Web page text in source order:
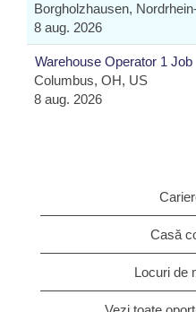
Borgholzhausen,
8 aug. 2026
Warehouse Operator 1 Job
Columbus, OH, US
8 aug. 2026
Casă
Locuri de